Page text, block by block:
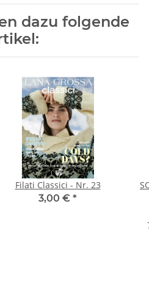
dazu folgende
Filati Classici - Nr. 23
3,00 € *